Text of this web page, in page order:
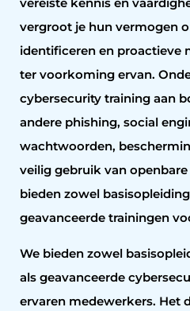
vergroot je hun vermogen
identificeren en proactieve
ter voorkoming ervan.
cybersecurity training aan
andere phishing, social
wachtwoorden,
veilig gebruik van
bieden zowel
geavanceerde trainingen
We bieden zowel
als geavanceerde
ervaren medewerkers. Het